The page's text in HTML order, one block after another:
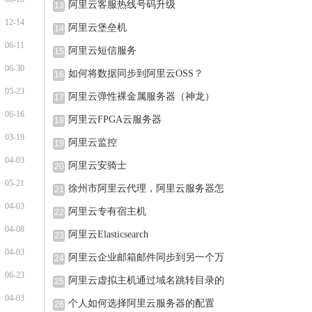
12-14
06-11
06-30
05-23
06-16
03-19
04-03
05-21
04-03
04-08
04-03
06-23
04-03
13 阿里云客服热线号码升级
14 阿里云堡垒机
15 阿里云短信服务
16 如何将数据同步到阿里云OSS？
17 阿里云弹性裸金属服务器（神龙）
18 阿里云FPGA云服务器
19 阿里云监控
20 阿里云安骑士
21 徐州市阿里云代理，阿里云服务器怎
22 阿里云专有宿主机
23 阿里云Elasticsearch
24 阿里云企业邮箱邮件同步到另一个万
25 阿里云虚拟主机通过域名跳转目录的
26 个人如何选择阿里云服务器的配置